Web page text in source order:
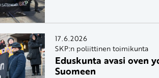
17.6.2026
SKP:n poliittinen toimikunta
Eduskunta avasi oven
Suomeen